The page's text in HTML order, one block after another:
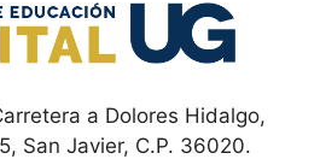
a Dolores Hidalgo,
San Javier, C.P. 36020.